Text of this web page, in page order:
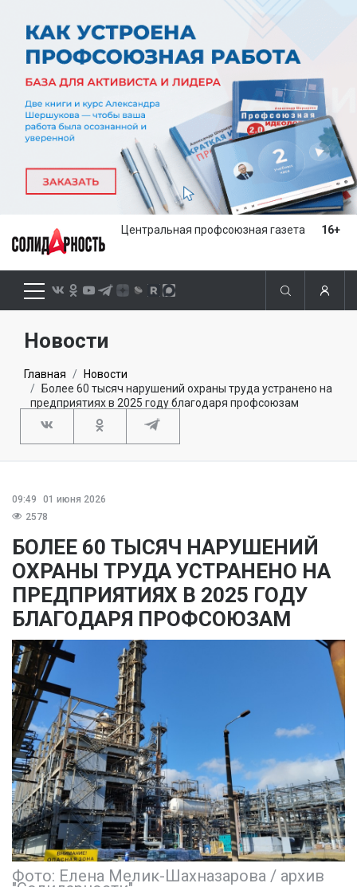
Центральная профсоюзная газета 16+
Новости
Главная
Новости
Более 60 тысяч нарушений охраны труда устранено на
предприятиях в 2025 году благодаря профсоюзам
09:49
01 июня 2026
2578
БОЛЕЕ 60 ТЫСЯЧ НАРУШЕНИЙ
ОХРАНЫ ТРУДА УСТРАНЕНО НА
ПРЕДПРИЯТИЯХ В 2025 ГОДУ
БЛАГОДАРЯ ПРОФСОЮЗАМ
Фото: Елена Мелик-Шахназарова / архив